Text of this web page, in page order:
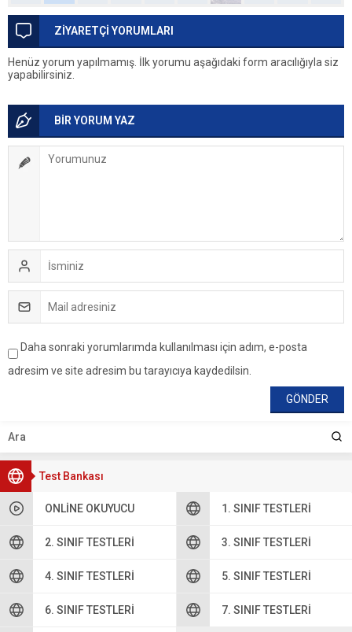
Test Bankası
ONLINE OKUYUCU 1. SINIF TESTLERI
2. SINIF TESTLERI 3. SINIF TESTLERI
4. SINIF TESTLERI 5. SINIF TESTLERI
6. SINIF TESTLERI 7. SINIF TESTLERI
ZİYARETÇİ YORUMLARI
Henüz yorum yapılmamış. İlk yorumu aşağıdaki form aracılığıyla siz
yapabilirsiniz.
BİR YORUM YAZ
Daha sonraki yorumlarımda kullanılması için adım, e-posta
adresim ve site adresim bu tarayıcıya kaydedilsin.